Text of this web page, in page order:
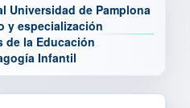
Universidad de Pamplona
y especialización
de la Educación
Infantil